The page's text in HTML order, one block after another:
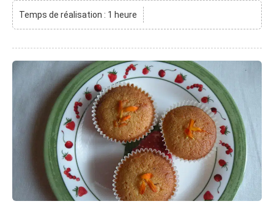
Temps de réalisation : 1 heure